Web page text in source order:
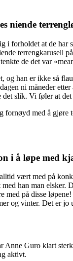
niende
i forholdet at de har
terrengkarusell
de det var
og han er ikke så
ni måneder
det slik. Vi føler at
fornøyd med å gjøre
i å løpe med
vært med på
med han man elsker.
med på disse
og vinter. Det er jo
Anne Guro klart
aktivt.